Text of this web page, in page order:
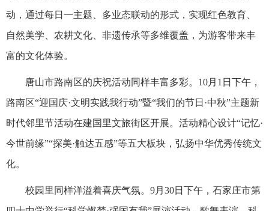
动，通过每日一主题、多业态联动的形式，实现红色教育、
自然美学、农耕文化、非遗传承等多维覆盖，为游客带来丰
富的文化体验。
唐山市路南区的庆祝活动同样丰富多彩。10月1日下午，
路南区“迎国庆·文明实践我行动”暨“我们的节日·中秋”主题新
时代邻里节活动在建国里文旅街区开展。活动精心设计“记忆·
今世前缘”“探美·触达五感”等五大板块，弘扬中华优秀传统文
化。
校园里同样洋溢着喜庆气氛。9月30日下午，石家庄市第